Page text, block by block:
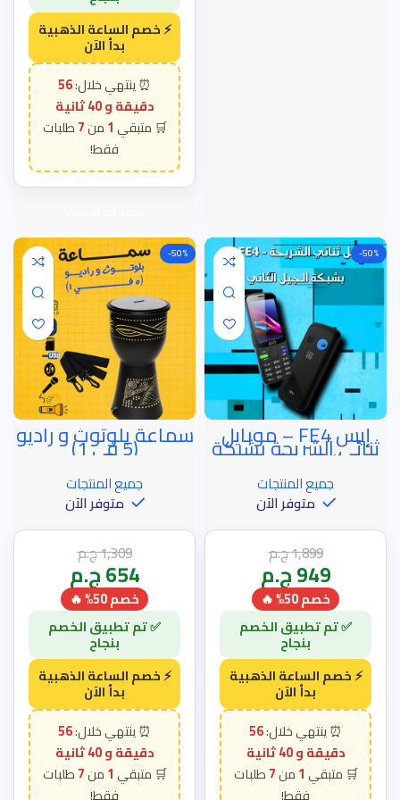
56
دقيقة و 38 ثانية
1
7
-50%
خصم الساعة الذهبيةإيس FE4 – موبايل
ثنائي الشريحة بشبكة
الجيل الثاني
جميع المنتجات
متوفر الآن
1,899ج.م
949ج.م
خصم 50% 🔥
56
دقيقة و 38 ثانية
1
7
-50%
خصم الساعة الذهبية
سماعة بلوتوث و راديو
(5 في 1)
جميع المنتجات
متوفر الآن
1,309ج.م
654ج.م
خصم 50% 🔥
56
دقيقة و 38 ثانية
1
7